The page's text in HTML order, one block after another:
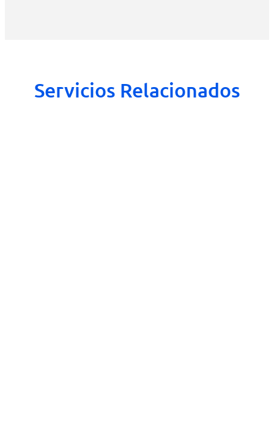
Servicios Relacionados